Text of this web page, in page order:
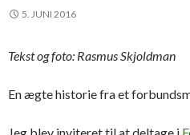
5. JUNI 2016
Tekst og foto: Rasmus Skjoldman
En ægte historie fra et